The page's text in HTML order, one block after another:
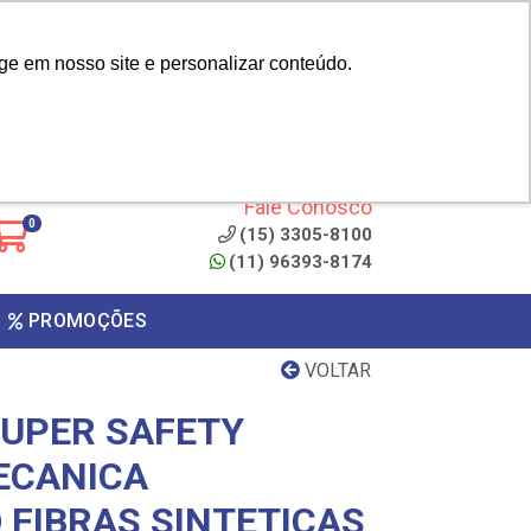
em nosso site e personalizar conteúdo.
0
Fale Conosco
(15) 3305-8100
(11) 96393-8174
PROMOÇÕES
VOLTAR
SAFETY
FIBRAS SINTETICAS